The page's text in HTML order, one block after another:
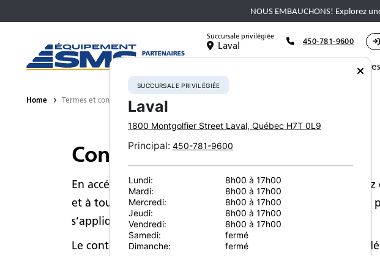
NOUS EMBAUCHONS! Explorez
Succursale privilégiée
Laval 450-781-9600
Home Termes et conditions d utilisation
Conditions d’utilisation
En accédant à ce site Web, vous signifiez que vous
et à tous les règlements qui s’appliquent, et que vous
s’appliquer dans votre région.
Le contenu de ce site Web nous appartient ou nous est
SUCCURSALE PRIVILÉGIÉE
Laval
1800 Montgolfier Street Laval, Québec H7T 0L9
Principal: 450-781-9600
Lundi:
8h00 à 17h00
Mardi:
8h00 à 17h00
Mercredi:
8h00 à 17h00
Jeudi:
8h00 à 17h00
Vendredi:
8h00 à 17h00
Samedi:
fermé
Dimanche:
fermé